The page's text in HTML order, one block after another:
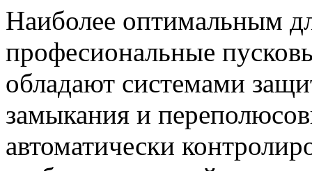
Наиболее оптимальным
професиональные
обладают системами
замыкания и
автоматически